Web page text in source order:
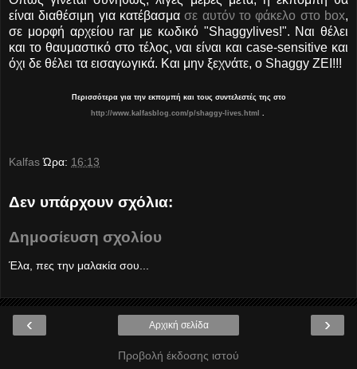
είναι διαθέσιμη για κατέβασμασε αυτόν το φάκελο στο box,
σε μορφή αρχείου rar με κωδικό "Shaggylives!". Ναι θέλει
και το θαυμαστικό στο τέλος, ναι είναι και case-sensitive και
όχι δε θέλει τα εισαγωγικά. Και μην ξεχνάτε, ο Shaggy ΖΕΙ!!!
Περισσότερα για την εκπομπή και τους συντελεστές της στο
http://www.kalfasblog.com/p/shaggy-lives.html
Kalfas Ώρα: 16:13
Δεν υπάρχουν σχόλια:
Δημοσίευση σχολίου
Έλα, πες την μαλακία σου...
‹ ›
Αρχική σελίδα
Προβολή έκδοσης ιστού